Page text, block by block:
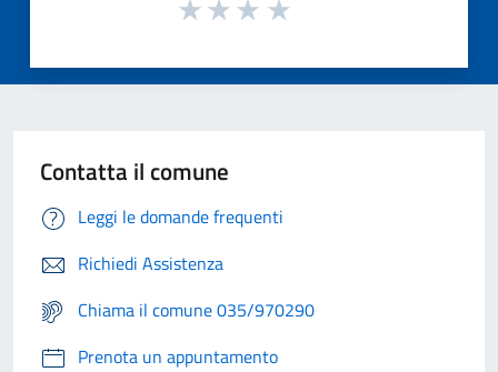
Contatta il comune
Leggi le domande frequenti
Richiedi Assistenza
Chiama il comune 035/970290
Prenota un appuntamento